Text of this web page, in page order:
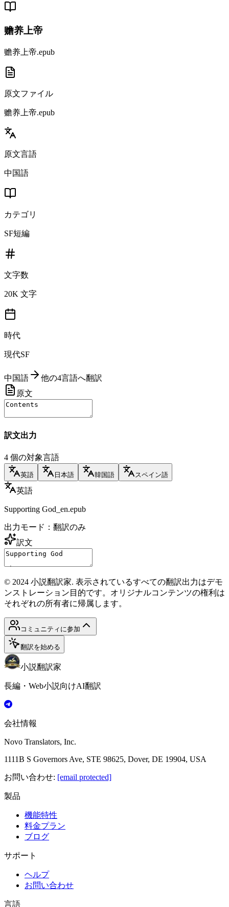
赡养上帝
赡养上帝.epub
原文ファイル
赡养上帝.epub
原文言語
中国語
カテゴリ
SF短編
文字数
20K 文字
時代
現代SF
中国語
他の4言語へ翻訳
原文
訳文出力
4 個の対象言語
英語 日本語 韓国語 スペイン語
英語
Supporting God_en.epub
出力モード：翻訳のみ
訳文
© 2024 小説翻訳家. 表示されているすべての翻訳出力はデモ
ンストレーション目的です。オリジナルコンテンツの権利は
それぞれの所有者に帰属します。
コミュニティに参加
翻訳を始める
小説翻訳家
長編・Web小説向けAI翻訳
会社情報
Novo Translators, Inc.
1111B S Governors Ave, STE 98625, Dover, DE 19904, USA
お問い合わせ: [email protected]
製品
機能特性
料金プラン
ブログ
サポート
ヘルプ
お問い合わせ
言語